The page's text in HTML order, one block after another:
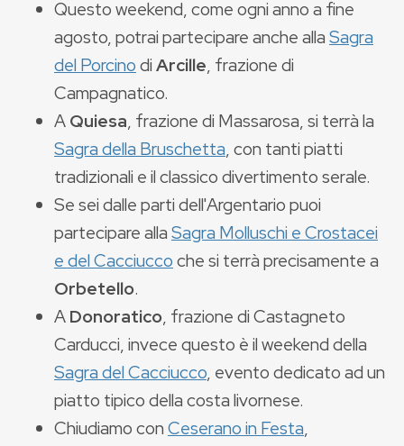
Questo weekend, come ogni anno a fine
agosto, potrai partecipare anche allaSagra
del PorcinodiArcille, frazione di
Campagnatico.
AQuiesa, frazione di Massarosa, si terrà la
Sagra della Bruschetta, con tanti piatti
tradizionali e il classico divertimento serale.
Se sei dalle parti dell'Argentario puoi
partecipare allaSagra Molluschi e Crostacei
e del Cacciuccoche si terrà precisamente a
Orbetello.
ADonoratico, frazione di Castagneto
Carducci, invece questo è il weekend della
Sagra del Cacciucco, evento dedicato ad un
piatto tipico della costa livornese.
Chiudiamo conCeserano in Festa,